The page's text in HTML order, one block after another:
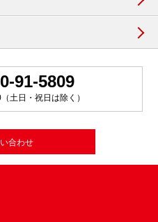
91-5809
土日・祝日は除く）
合わせ